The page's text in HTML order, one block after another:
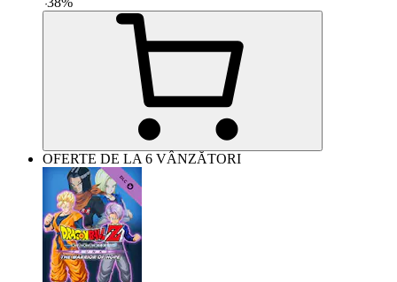
OFERTE DE LA 6 VÂNZĂTORI